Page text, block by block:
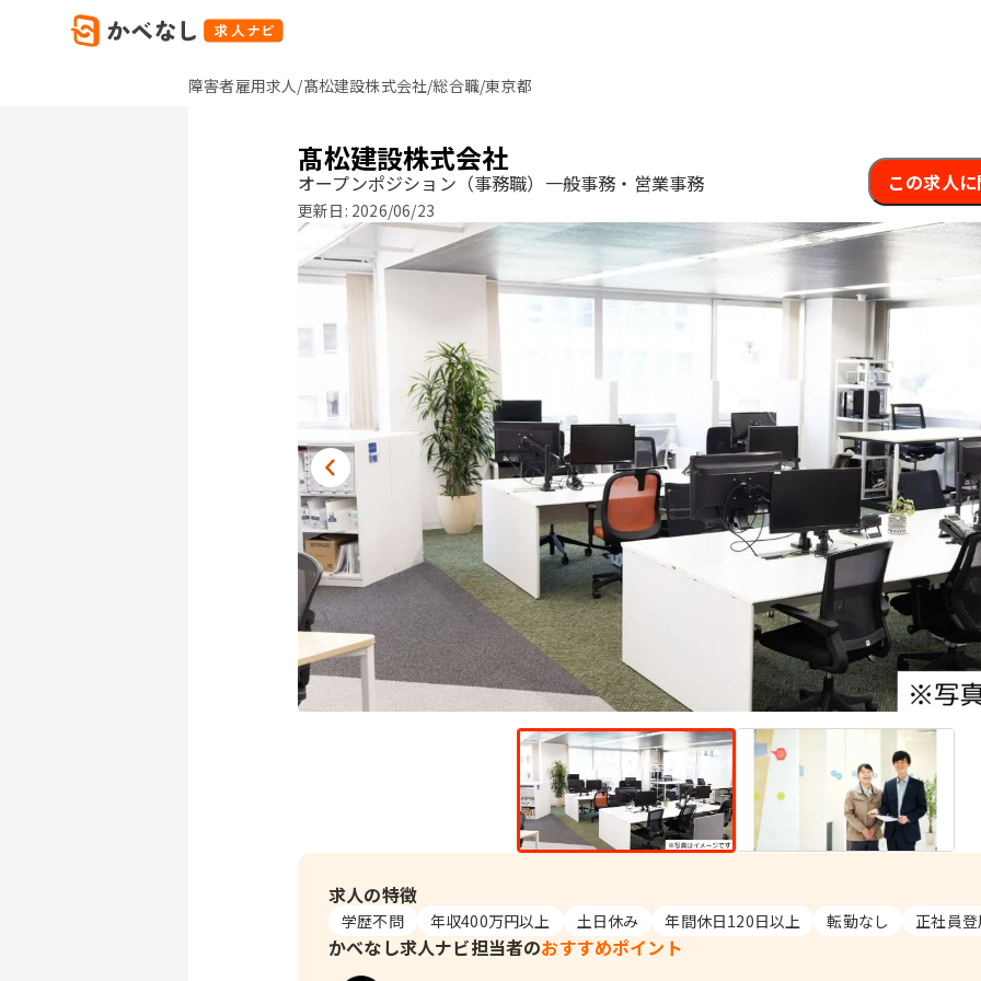
障害者雇用求人/髙松建設株式会社/総合職/東京都
髙松建設株式会社
オープンポジション（事務職）一般事務・営業事務
更新日: 2026/06/23
この求人
求人の特徴
学歴不問 年収400万円以上 土日休み 年間休日120日以上 転勤なし 正社員
かべなし求人ナビ担当者のおすすめポイント